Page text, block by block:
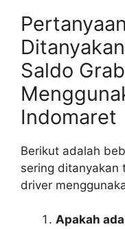
Saldo
Indomaret
Berikut adalah
sering ditanyakan
driver
Apakah